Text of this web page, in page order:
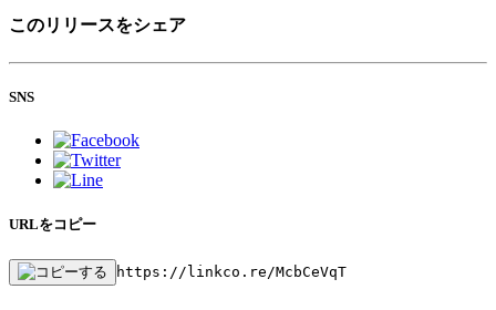
このリリースをシェア
SNS
URLをコピー
https://linkco.re/McbCeVqT